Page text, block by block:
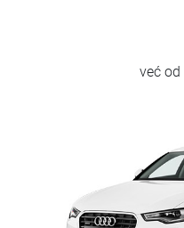
već od